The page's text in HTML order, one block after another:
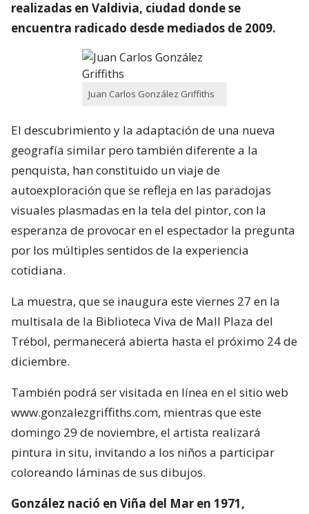
realizadas en Valdivia, ciudad donde se
encuentra radicado desde mediados de 2009.
Juan Carlos González Griffiths
El descubrimiento y la adaptación de una nueva
geografía similar pero también diferente a la
penquista, han constituido un viaje de
autoexploración que se refleja en las paradojas
visuales plasmadas en la tela del pintor, con la
esperanza de provocar en el espectador la pregunta
por los múltiples sentidos de la experiencia
cotidiana.
La muestra, que se inaugura este viernes 27 en la
multisala de la Biblioteca Viva de Mall Plaza del
Trébol, permanecerá abierta hasta el próximo 24 de
diciembre.
También podrá ser visitada en línea en el sitio web
www.gonzalezgriffiths.com, mientras que este
domingo 29 de noviembre, el artista realizará
pintura in situ, invitando a los niños a participar
coloreando láminas de sus dibujos.
González nació en Viña del Mar en 1971,